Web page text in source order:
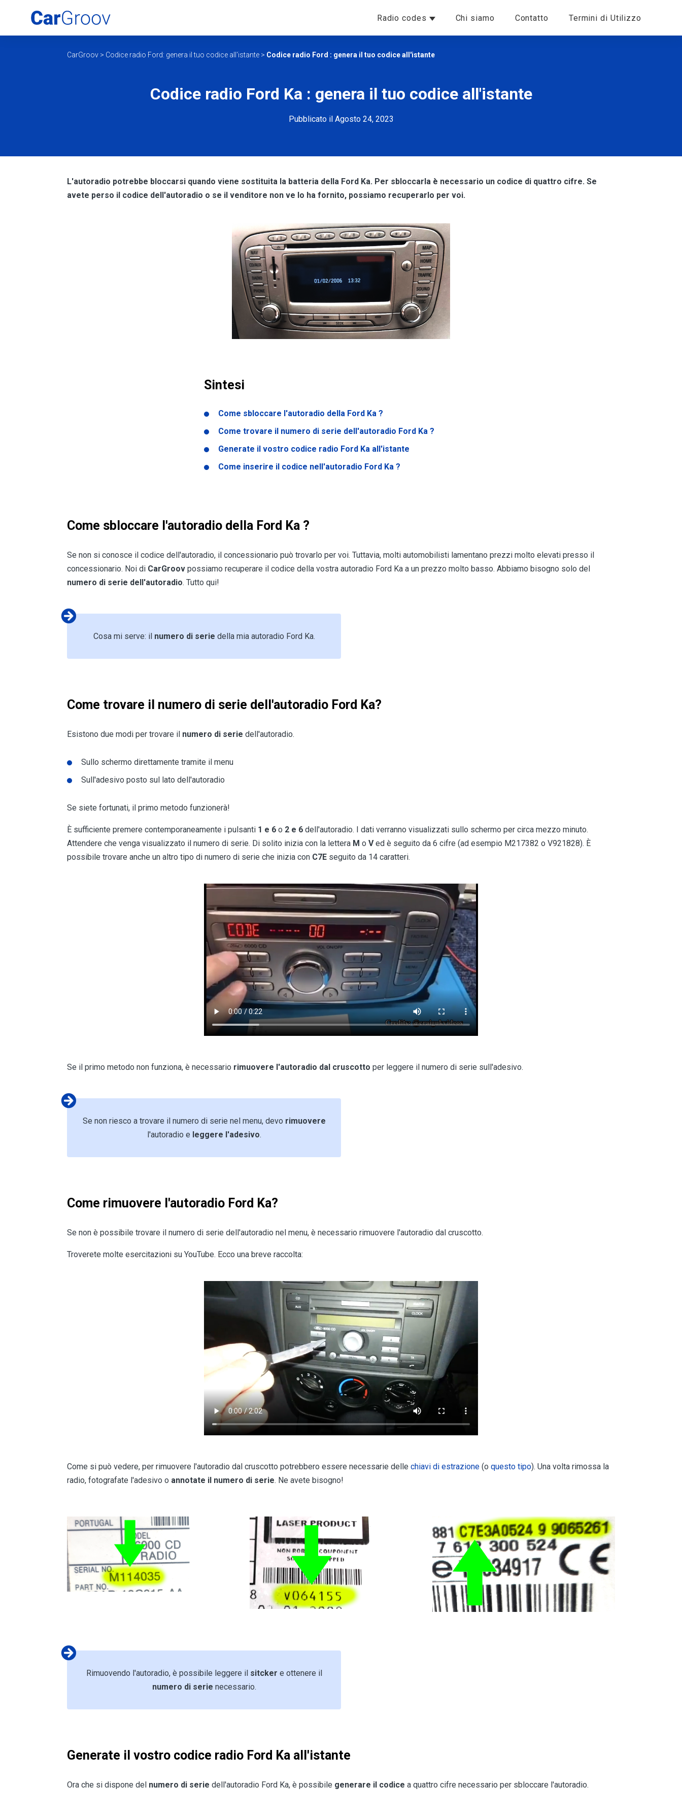
Radio codes Chi siamo Contatto Termini di Utilizzo
CarGroov > Codice radio Ford: genera il tuo codice all'istante > Codice radio Ford : genera il tuo codice all'istante
Codice radio Ford Ka : genera il tuo codice all'istante
Pubblicato il Agosto 24, 2023
L'autoradio potrebbe bloccarsi quando viene sostituita la batteria della Ford Ka. Per sbloccarla è necessario un codice di quattro cifre. Se
avete perso il codice dell'autoradio o se il venditore non ve lo ha fornito, possiamo recuperarlo per voi.
Sintesi
Come sbloccare l'autoradio della Ford Ka ?
Come trovare il numero di serie dell'autoradio Ford Ka ?
Generate il vostro codice radio Ford Ka all'istante
Come inserire il codice nell'autoradio Ford Ka ?
Come sbloccare l'autoradio della Ford Ka ?
Se non si conosce il codice dell'autoradio, il concessionario può trovarlo per voi. Tuttavia, molti automobilisti lamentano prezzi molto elevati presso il
concessionario. Noi di CarGroov possiamo recuperare il codice della vostra autoradio Ford Ka a un prezzo molto basso. Abbiamo bisogno solo del
numero di serie dell'autoradio. Tutto qui!
Cosa mi serve: il numero di serie della mia autoradio Ford Ka.
Come trovare il numero di serie dell'autoradio Ford Ka?
Esistono due modi per trovare il numero di serie dell'autoradio.
Sullo schermo direttamente tramite il menu
Sull'adesivo posto sul lato dell'autoradio
Se siete fortunati, il primo metodo funzionerà!
È sufficiente premere contemporaneamente i pulsanti 1 e 6 o 2 e 6 dell'autoradio. I dati verranno visualizzati sullo schermo per circa mezzo minuto.
Attendere che venga visualizzato il numero di serie. Di solito inizia con la lettera M o Ved è seguito da 6 cifre (ad esempio M217382 o V921828). È
possibile trovare anche un altro tipo di numero di serie che inizia con C7E seguito da 14 caratteri.
Se il primo metodo non funziona, è necessario rimuovere l'autoradio dal cruscotto per leggere il numero di serie sull'adesivo.
Se non riesco a trovare il numero di serie nel menu, devo rimuovere
l'autoradio e leggere l'adesivo.
Come rimuovere l'autoradio Ford Ka?
Se non è possibile trovare il numero di serie dell'autoradio nel menu, è necessario rimuovere l'autoradio dal cruscotto.
Troverete molte esercitazioni su YouTube. Ecco una breve raccolta:
Come si può vedere, per rimuovere l'autoradio dal cruscotto potrebbero essere necessarie delle chiavi di estrazione (o questo tipo). Una volta rimossa la
radio, fotografate l'adesivo o annotate il numero di serie. Ne avete bisogno!
Rimuovendo l'autoradio, è possibile leggere il sitcker e ottenere il
numero di serie necessario.
Generate il vostro codice radio Ford Ka all'istante
Ora che si dispone del numero di serie dell'autoradio Ford Ka, è possibile generare il codice a quattro cifre necessario per sbloccare l'autoradio.